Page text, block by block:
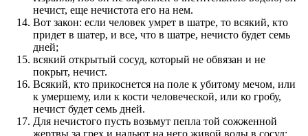
нечист, еще нечистота его на нем.
Вот закон: если человек умрет в шатре, то всякий, кто
придет в шатер, и все, что в шатре, нечисто будет семь
дней;
всякий открытый сосуд, который не обвязан и не
покрыт, нечист.
Всякий, кто прикоснется на поле к убитому мечом, или
к умершему, или к кости человеческой, или ко гробу,
нечист будет семь дней.
Для нечистого пусть возьмут пепла той сожженной
жертвы за грех и нальют на него живой воды в сосуд;